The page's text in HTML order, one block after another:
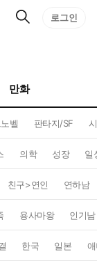
검
로그인
만화
벨 판타지/SF
의학 성장 일
친구>연인 연하남
용사마왕 인기남
한국 일본